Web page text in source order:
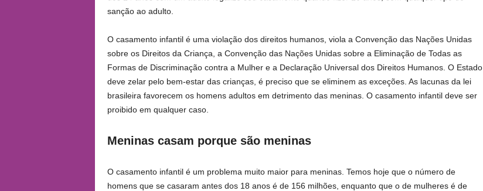
sanção ao adulto.
O casamento infantil é uma violação dos direitos humanos, viola a Convenção das Nações Unidas
sobre os Direitos da Criança, a Convenção das Nações Unidas sobre a Eliminação de Todas as
Formas de Discriminação contra a Mulher e a Declaração Universal dos Direitos Humanos. O Estado
deve zelar pelo bem-estar das crianças, é preciso que se eliminem as exceções. As lacunas da lei
brasileira favorecem os homens adultos em detrimento das meninas. O casamento infantil deve ser
proibido em qualquer caso.
Meninas casam porque são meninas
O casamento infantil é um problema muito maior para meninas. Temos hoje que o número de
homens que se casaram antes dos 18 anos é de 156 milhões, enquanto que o de mulheres é de